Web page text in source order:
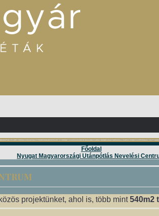
Főoldal
Nyugat Magyarországi Utánpótlás Nevelési
projektünket, ahol is, több mint540m2